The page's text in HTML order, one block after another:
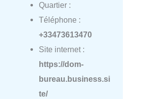
Quartier :
Téléphone :
+33473613470
Site internet :
https://dom-
bureau.business.si
te/